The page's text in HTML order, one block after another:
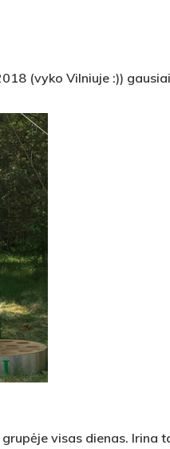
(vyko Vilniuje :))
visas dienas.